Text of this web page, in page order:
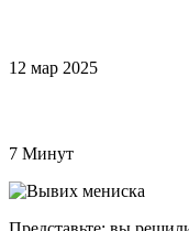
12 мар 2025
7 Минут